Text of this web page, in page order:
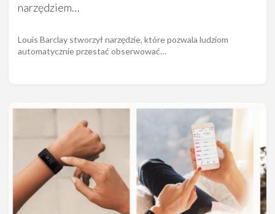
narzędziem…
Louis Barclay stworzył narzędzie, które pozwala ludziom
automatycznie przestać obserwować…